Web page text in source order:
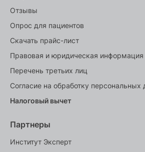
Отзывы
Опрос для пациентов
Скачать прайс-лист
Правовая и юридическая информация
Перечень третьих лиц
Согласие на обработку персональных
Налоговый вычет
Партнеры
Институт Эксперт